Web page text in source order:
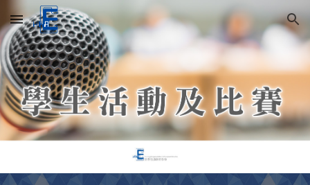
Skip to main content Skip to navigation